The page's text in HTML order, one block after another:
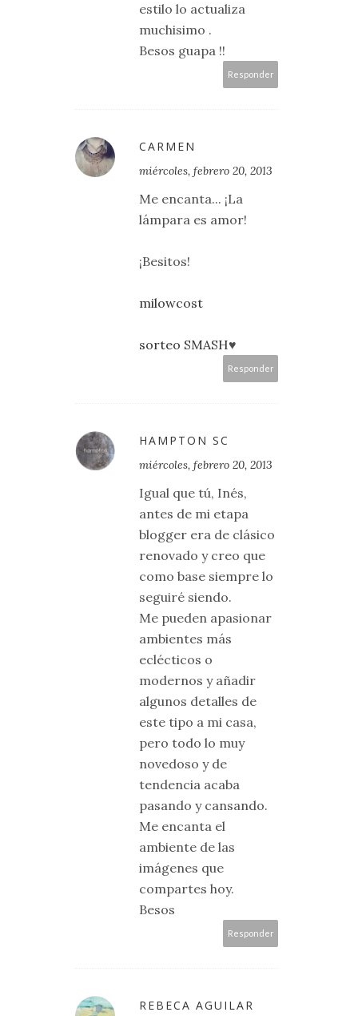
estilo lo actualiza
muchisimo .
Besos guapa !!
Responder
CARMEN
miércoles, febrero 20, 2013
Me encanta... ¡La
lámpara es amor!
¡Besitos!
milowcost
sorteo SMASH♥
Responder
HAMPTON SC
miércoles, febrero 20, 2013
Igual que tú, Inés,
antes de mi etapa
blogger era de clásico
renovado y creo que
como base siempre lo
seguiré siendo.
Me pueden apasionar
ambientes más
eclécticos o
modernos y añadir
algunos detalles de
este tipo a mi casa,
pero todo lo muy
novedoso y de
tendencia acaba
pasando y cansando.
Me encanta el
ambiente de las
imágenes que
compartes hoy.
Besos
Responder
REBECA AGUILAR